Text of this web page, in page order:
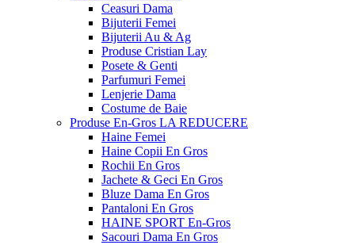
Ceasuri Dama
Bijuterii Femei
Bijuterii Au & Ag
Produse Cristian Lay
Posete & Genti
Parfumuri Femei
Lenjerie Dama
Costume de Baie
Produse En-Gros LA REDUCERE
Haine Femei
Haine Copii En Gros
Rochii En Gros
Jachete & Geci En Gros
Bluze Dama En Gros
Pantaloni En Gros
HAINE SPORT En-Gros
Sacouri Dama En Gros